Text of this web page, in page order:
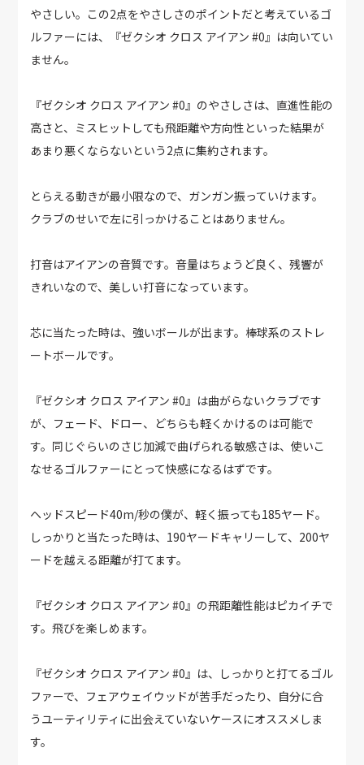
やさしい。この2点をやさしさのポイントだと考えているゴ
ルファーには、『ゼクシオ クロス アイアン #0』は向いてい
ません。
『ゼクシオ クロス アイアン #0』のやさしさは、直進性能の
高さと、ミスヒットしても飛距離や方向性といった結果が
あまり悪くならないという2点に集約されます。
とらえる動きが最小限なので、ガンガン振っていけます。
クラブのせいで左に引っかけることはありません。
打音はアイアンの音質です。音量はちょうど良く、残響が
きれいなので、美しい打音になっています。
芯に当たった時は、強いボールが出ます。棒球系のストレ
ートボールです。
『ゼクシオ クロス アイアン #0』は曲がらないクラブです
が、フェード、ドロー、どちらも軽くかけるのは可能で
す。同じぐらいのさじ加減で曲げられる敏感さは、使いこ
なせるゴルファーにとって快感になるはずです。
ヘッドスピード40m/秒の僕が、軽く振っても185ヤード。
しっかりと当たった時は、190ヤードキャリーして、200ヤ
ードを越える距離が打てます。
『ゼクシオ クロス アイアン #0』の飛距離性能はピカイチで
す。飛びを楽しめます。
『ゼクシオ クロス アイアン #0』は、しっかりと打てるゴル
ファーで、フェアウェイウッドが苦手だったり、自分に合
うユーティリティに出会えていないケースにオススメしま
す。